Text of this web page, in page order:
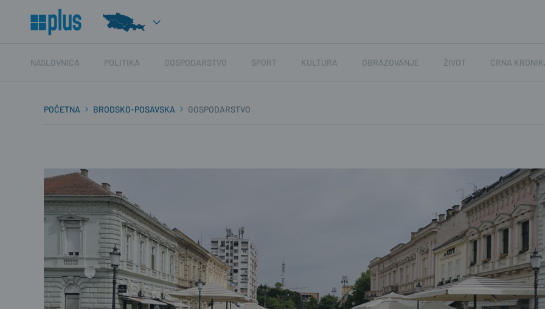
NASLOVNICA POLITIKA GOSPODARSTVO SPORT KULTURA OBRAZOVANJE ŽIVOT CRNA
POČETNA BRODSKO-POSAVSKA GOSPODARSTVO